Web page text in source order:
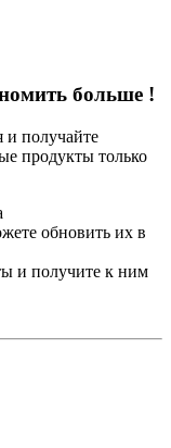
больше !
и получайте
продукты только
обновить их в
и получите к ним